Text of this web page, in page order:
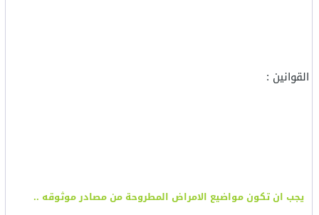
القوانين :
يجب ان تكون مواضيع الامراض المطروحة من مصادر موثوقه ..